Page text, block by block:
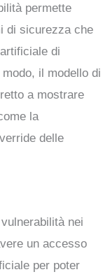
permette
di sicurezza che
di
il modello di
a mostrare
la
delle
nei
un accesso
per poter